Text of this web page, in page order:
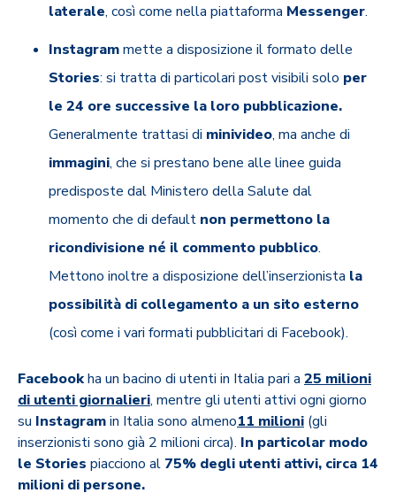
laterale, così come nella piattaforma Messenger.
Instagrammette a disposizione il formato delle
Stories: si tratta di particolari post visibili solo per
le 24 ore successive la loro pubblicazione.
Generalmente trattasi di minivideo, ma anche di
immagini, che si prestano bene alle linee guida
predisposte dal Ministero della Salute dal
momento che di default non permettono la
ricondivisione né il commento pubblico.
Mettono inoltre a disposizione dell’inserzionista la
possibilità di collegamento a un sito esterno
(così come i vari formati pubblicitari di Facebook).
Facebookha un bacino di utenti in Italia pari a 25 milioni
di utenti giornalieri, mentre gli utenti attivi ogni giorno
su Instagramin Italia sono almeno11 milioni (gli
inserzionisti sono già 2 milioni circa). In particolar modo
le Stories piacciono al 75% degli utenti attivi, circa 14
milioni di persone.